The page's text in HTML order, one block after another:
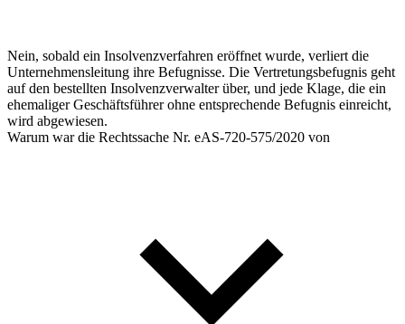
Nein, sobald ein Insolvenzverfahren eröffnet wurde, verliert die
Unternehmensleitung ihre Befugnisse. Die Vertretungsbefugnis geht
auf den bestellten Insolvenzverwalter über, und jede Klage, die ein
ehemaliger Geschäftsführer ohne entsprechende Befugnis einreicht,
wird abgewiesen.
Warum war die Rechtssache Nr. eAS-720-575/2020 von